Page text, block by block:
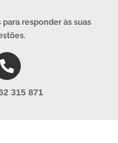
responder às suas
315 871